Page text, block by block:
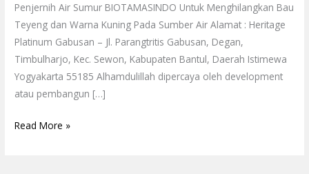
Penjernih Air Sumur BIOTAMASINDO Untuk Menghilangkan Bau
Teyeng dan Warna Kuning Pada Sumber Air Alamat : Heritage
Platinum Gabusan – Jl. Parangtritis Gabusan, Degan,
Timbulharjo, Kec. Sewon, Kabupaten Bantul, Daerah Istimewa
Yogyakarta 55185 Alhamdulillah dipercaya oleh development
atau pembangun […]
Read More »